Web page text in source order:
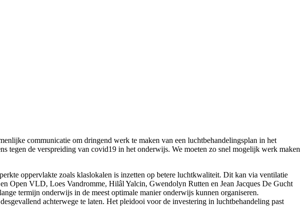
communicatie om dringend werk te maken van een luchtbehandelingsplan in het
tegen de verspreiding van covid19 in het onderwijs. We moeten zo snel mogelijk werk maken
oppervlakte zoals klaslokalen is inzetten op betere luchtkwaliteit. Dit kan via ventilatie
Open VLD, Loes Vandromme, Hilâl Yalcin, Gwendolyn Rutten en Jean Jacques De Gucht
termijn onderwijs in de meest optimale manier onderwijs kunnen organiseren.
achterwege te laten. Het pleidooi voor de investering in luchtbehandeling past